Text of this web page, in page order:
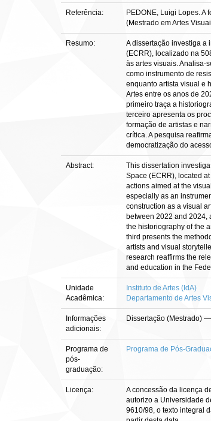
Referência:
PEDONE, Luigi Lopes. A
(Mestrado em Artes
Resumo:
A dissertação investiga a
(ECRR), localizado na
às artes visuais. Analisa-
como instrumento de
enquanto artista visual e
Artes entre os anos de
primeiro traça a
terceiro apresenta os
formação de artistas e
crítica. A pesquisa
democratização do
Abstract:
This dissertation
Space (ECRR), located
actions aimed at the
especially as an
construction as a visual
between 2022 and 2024,
the historiography of the
third presents the
artists and visual
research reaffirms the
and education in the
Unidade
Acadêmica:
Instituto de Artes (IdA)
Departamento de Artes
Informações
adicionais:
Dissertação (Mestrado)
Programa de
pós-
graduação:
Programa de Pós-
Licença:
A concessão da licença
autorizo a Universidade
9610/98, o texto integral